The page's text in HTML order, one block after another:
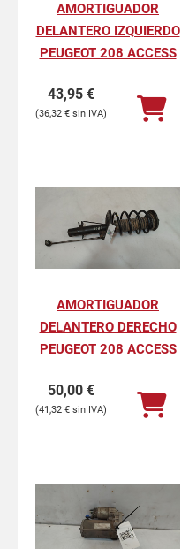
AMORTIGUADOR
DELANTERO IZQUIERDO
PEUGEOT 208 ACCESS
43,95 €
36,32 €
AMORTIGUADOR
DELANTERO DERECHO
PEUGEOT 208 ACCESS
50,00 €
41,32 €